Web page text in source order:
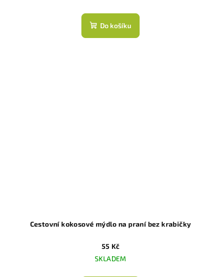
Do košíku
Cestovní kokosové mýdlo na praní bez krabičky
55 Kč
SKLADEM